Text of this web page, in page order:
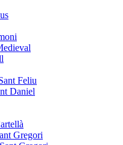
Feliu
Daniel
Gregori